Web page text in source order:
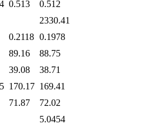
0.513
0.512
2330.41
0.2118 0.1978
89.16
88.75
39.08
38.71
170.17 169.41
71.87
72.02
5.0454